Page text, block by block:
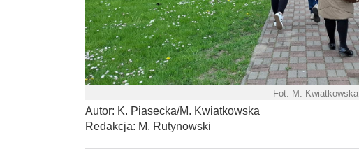
Fot. M. Kwiatkowska
Autor: K. Piasecka/M. Kwiatkowska
Redakcja: M. Rutynowski